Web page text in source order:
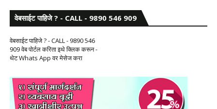
वेबसाईट पाहिजे ? - CALL - 9890 546 909
वेबसाईट पाहिजे ? - CALL - 9890 546
909 वेब पोर्टल करिता इथे क्लिक करून -
थेट Whats App वर मेसेज करा